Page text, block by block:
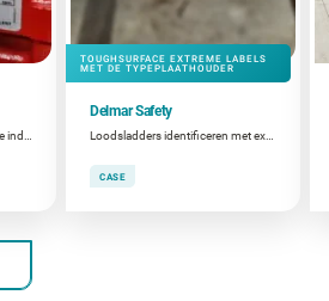
Van dure gravure naar flexibele industriële typeplaten
TOUGHSURFACE EXTREME LABELS
MET DE TYPEPLAATHOUDER
Delmar Safety
Loodsladders identificeren met extreem sterke labels
CASE